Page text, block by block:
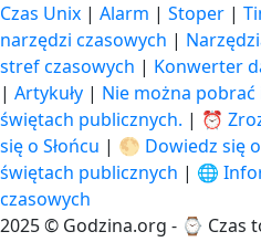
Czas Unix | Alarm | Stoper |
narzędzi czasowych |
stref czasowych | Konwerter
| Artykuły | Nie można
świętach publicznych. | ⏰
się o Słońcu | 🌕 Dowiedz się
świętach publicznych | 🌐
czasowych
2025 © Godzina.org - ⌚ Czas